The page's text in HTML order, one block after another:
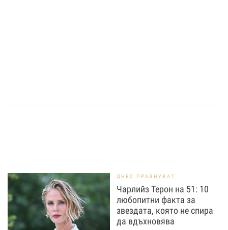
ДНЕС ПРАЗНУВАТ
Чарлийз Терон на 51: 10
любопитни факта за
звездата, която не спира
да вдъхновява